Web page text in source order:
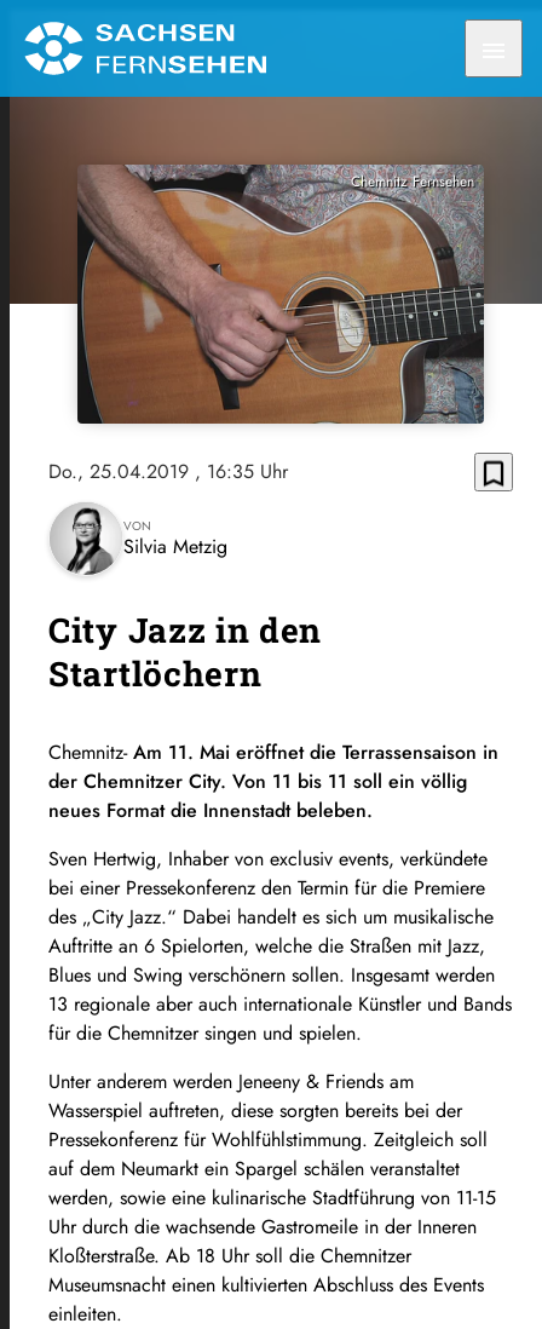
Chemnitz Fernsehen
Do., 25.04.2019 , 16:35 Uhr bookmark_border
VON
Silvia Metzig
City Jazz in den
Startlöchern
Chemnitz-Am 11. Mai eröffnet die Terrassensaison in
der Chemnitzer City. Von 11 bis 11 soll ein völlig
neues Format die Innenstadt beleben.
Sven Hertwig, Inhaber von exclusiv events, verkündete
bei einer Pressekonferenz den Termin für die Premiere
des „City Jazz.“ Dabei handelt es sich um musikalische
Auftritte an 6 Spielorten, welche die Straßen mit Jazz,
Blues und Swing verschönern sollen. Insgesamt werden
13 regionale aber auch internationale Künstler und Bands
für die Chemnitzer singen und spielen.
Unter anderem werden Jeneeny & Friends am
Wasserspiel auftreten, diese sorgten bereits bei der
Pressekonferenz für Wohlfühlstimmung. Zeitgleich soll
auf dem Neumarkt ein Spargel schälen veranstaltet
werden, sowie eine kulinarische Stadtführung von 11-15
Uhr durch die wachsende Gastromeile in der Inneren
Kloßterstraße. Ab 18 Uhr soll die Chemnitzer
Museumsnacht einen kultivierten Abschluss des Events
einleiten.